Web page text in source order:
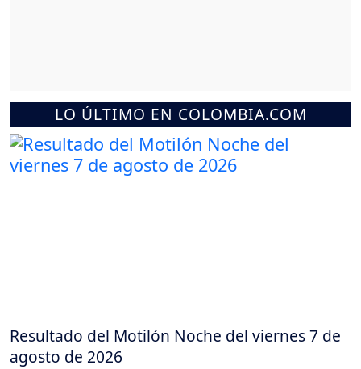
LO ÚLTIMO EN COLOMBIA.COM
Resultado del Motilón Noche del viernes 7 de
agosto de 2026